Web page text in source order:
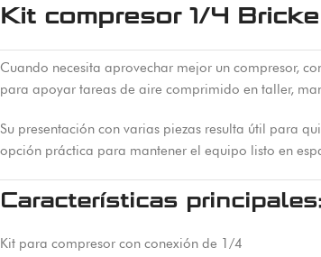
Kit compresor 1/4
Cuando necesita aprovechar mejor un compresor,
para apoyar tareas de aire comprimido en taller,
Su presentación con varias piezas resulta útil para
opción práctica para mantener el equipo listo en
Características
Kit para compresor con conexión de 1/4